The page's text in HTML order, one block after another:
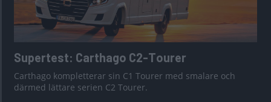
Supertest: Carthago C2-Tourer
Carthago kompletterar sin C1 Tourer med smalare och
därmed lättare serien C2 Tourer.